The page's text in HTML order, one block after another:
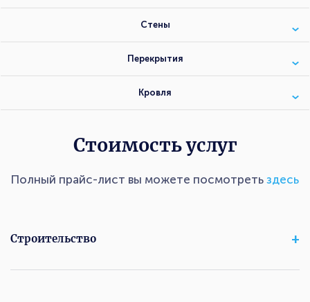
Стены
Перекрытия
Кровля
Стоимость услуг
Полный прайс-лист вы можете посмотреть здесь
Строительство